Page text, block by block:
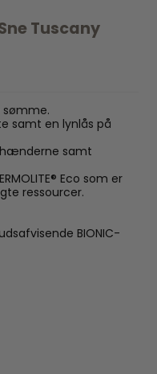
Tuscany
samt en lynlås på
samt
Eco som er
ressourcer.
BIONIC-